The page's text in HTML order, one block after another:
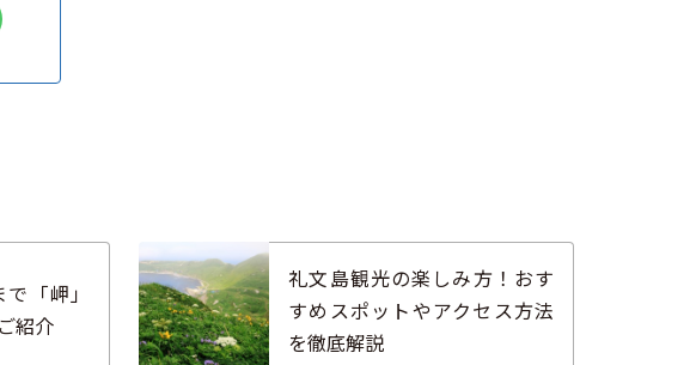
「岬」
紹介
礼文島観光の楽しみ方！おす
すめスポットやアクセス方法
を徹底解説